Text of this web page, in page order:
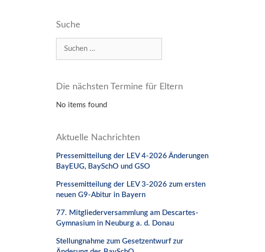
Suche
Die nächsten Termine für Eltern
No items found
Aktuelle Nachrichten
Pressemitteilung der LEV 4-2026 Änderungen
BayEUG, BaySchO und GSO
Pressemitteilung der LEV 3-2026 zum ersten
neuen G9-Abitur in Bayern
77. Mitgliederversammlung am Descartes-
Gymnasium in Neuburg a. d. Donau
Stellungnahme zum Gesetzentwurf zur